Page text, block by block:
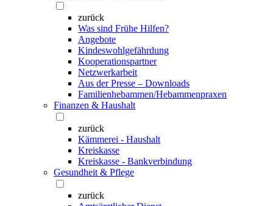
zurück
Was sind Frühe Hilfen?
Angebote
Kindeswohlgefährdung
Kooperationspartner
Netzwerkarbeit
Aus der Presse – Downloads
Familienhebammen/Hebammenpraxen
Finanzen & Haushalt
zurück
Kämmerei - Haushalt
Kreiskasse
Kreiskasse - Bankverbindung
Gesundheit & Pflege
zurück